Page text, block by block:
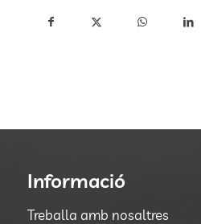
Informació
Treballa amb nosaltres